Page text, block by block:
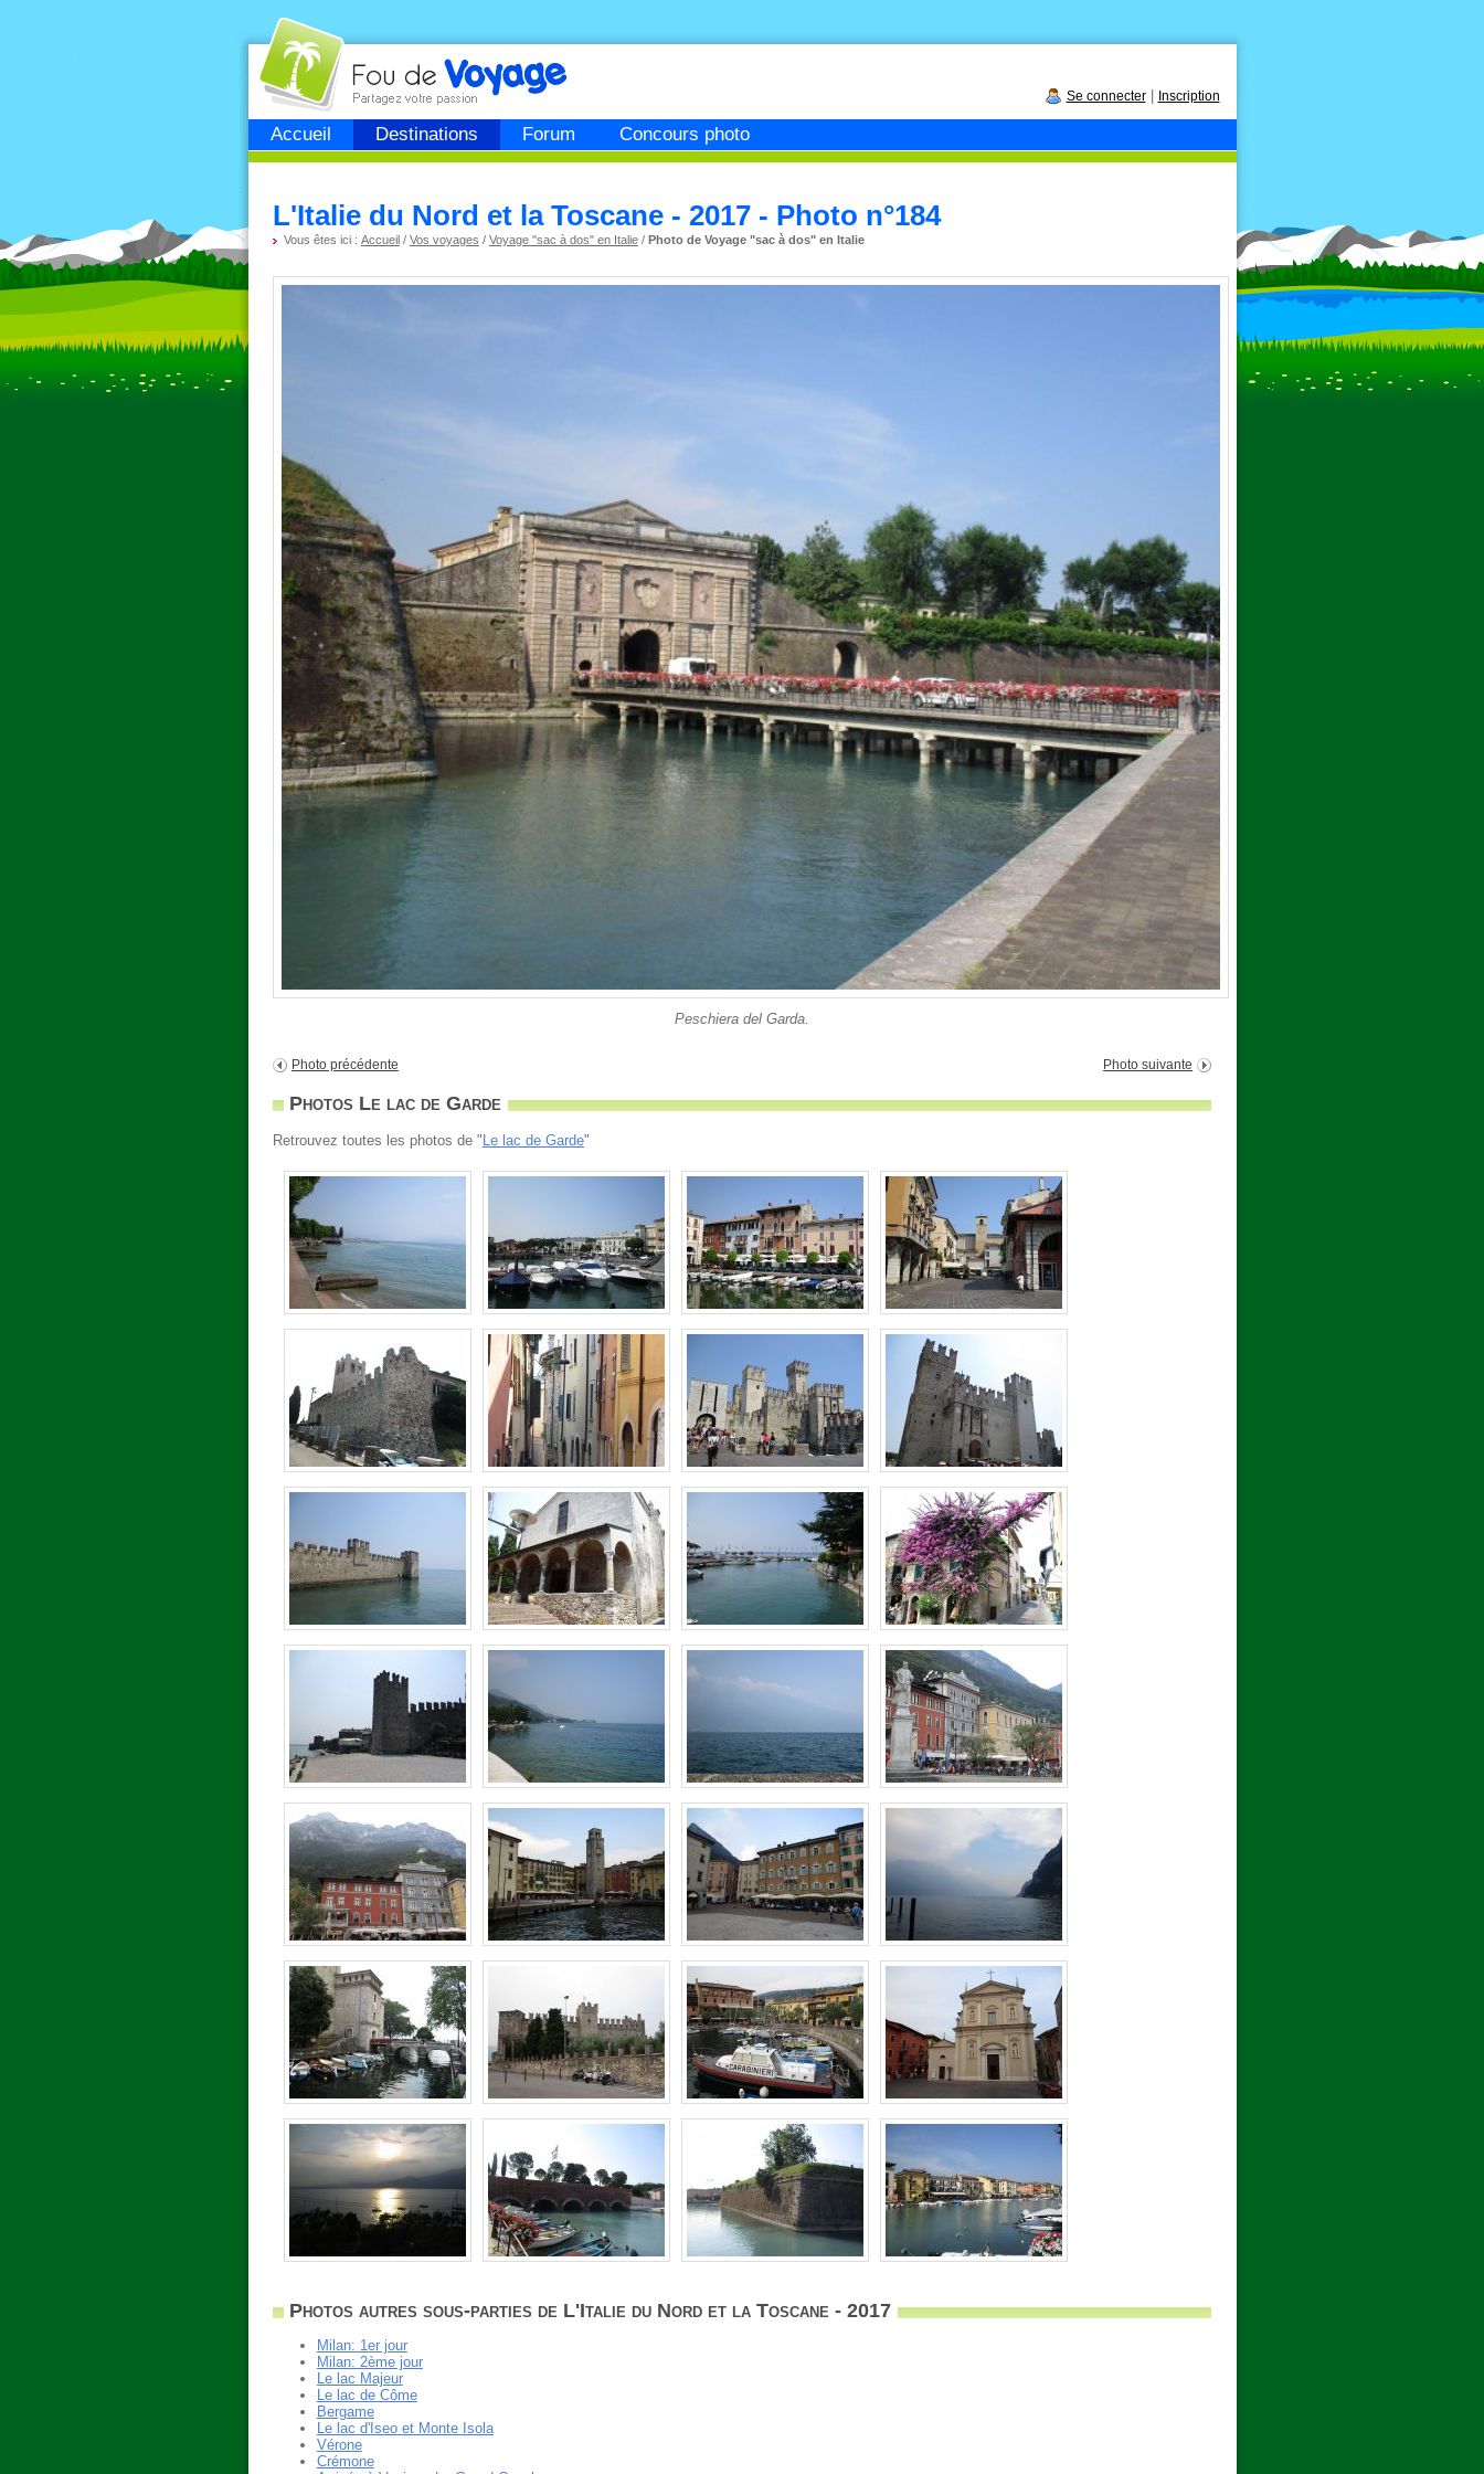
Accueil Destinations Forum Concours photo
Fou devoyage
Se connecter| Inscription
L'Italie du Nord et la Toscane - 2017 - Photo n°184
Vous êtes ici : Accueil/ Vos voyages / Voyage "sac à dos" en Italie/ Photo de Voyage "sac à dos" en Italie
Peschiera del Garda.
Photo précédente Photo suivante
Photos Le lac de Garde
Retrouvez toutes les photos de "Le lac de Garde"
Photos autres sous-parties de L'Italie du Nord et la Toscane - 2017
Milan: 1er jour
Milan: 2ème jour
Le lac Majeur
Le lac de Côme
Bergame
Le lac d'Iseo et Monte Isola
Vérone
Crémone